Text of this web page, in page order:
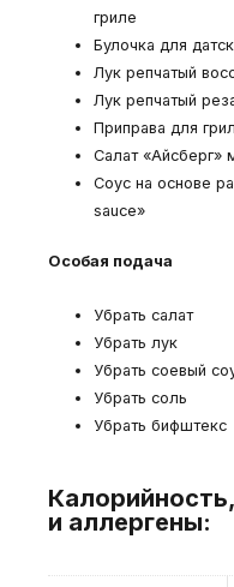
гриле
Булочка для
Лук репчатый
Лук репчатый
Приправа для
Салат «Айсберг»
Соус на основе
sauce»
Особая подача
Убрать салат
Убрать лук
Убрать соевый
Убрать соль
Убрать бифштекс
и аллергены: